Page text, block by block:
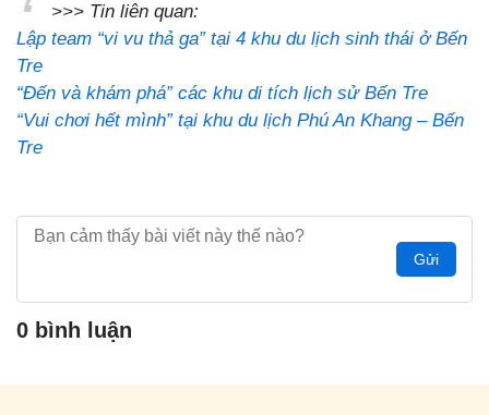
>>> Tin liên quan:
Lập team “vi vu thả ga” tại 4 khu du lịch sinh thái ở Bến
Tre
“Đến và khám phá” các khu di tích lịch sử Bến Tre
“Vui chơi hết mình” tại khu du lịch Phú An Khang – Bến
Tre
Gửi
0 bình luận